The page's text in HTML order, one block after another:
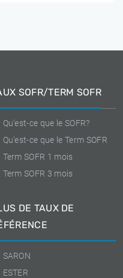
SOFR/TERM SOFR
Qu'est-ce que le SOFR?
Qu'est-ce que le Term SOFR
Term SOFR 1 mois
Term SOFR 3 mois
DE TAUX DE
SARON
ESTER